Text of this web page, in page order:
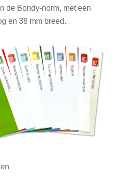
de Bondy-norm, met een
en 38 mm breed.